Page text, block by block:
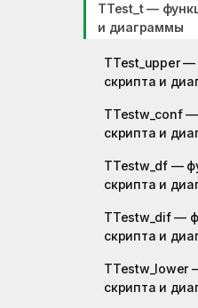
TTest_t —
и диаграммы
TTest_upper —
скриптa и
TTestw_conf
скриптa и
TTestw_df —
скриптa и
TTestw_dif —
скриптa и
TTestw_lower
скриптa и